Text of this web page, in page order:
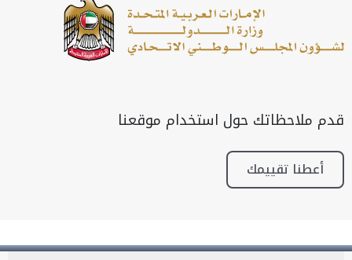
قدم ملاحظاتك حول استخدام موقعنا
أعطنا تقييمك